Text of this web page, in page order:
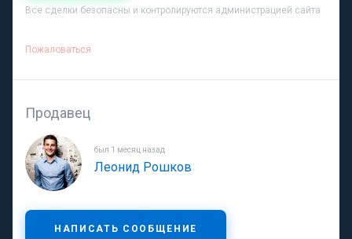
Все сделки безопасны и контролируются администрацией сайта
Пожаловаться
Продавец
был 1 месяц назад
Леонид Рошков
НАПИСАТЬ СООБЩЕНИЕ